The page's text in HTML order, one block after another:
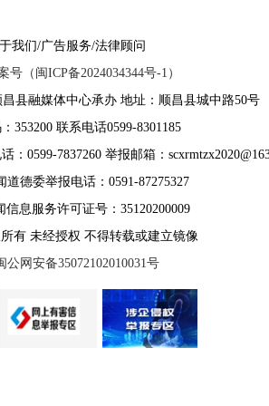
我们/广告服务/法律顾问
号（闽ICP备2024034344号-1）
县融媒体中心承办 地址：顺昌县城中路50号
353200 联系电话0599-8301185
：0599-7837260 举报邮箱：
道德委举报电话：0591-87275327
信息服务许可证号：35120200009
有 未经授权 不得转载或建立镜像
公网安备35072102010031号